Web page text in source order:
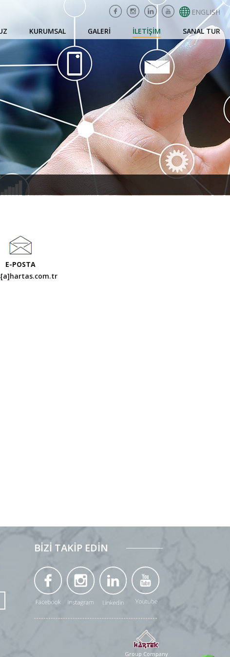
ENGLISH
KURUMSAL GALERİ İLETİŞİM SANAL TUR
E-POSTA
BİZİ TAKİP EDİN
Group Company